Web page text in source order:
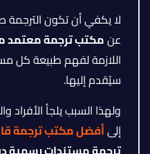
لا يكفي أن تكون الترجمة
عنمكتب ترجمة معتمد
اللازمة لفهم طبيعة كل
سيُقدم إليها.
ولهذا السبب يلجأ
إلىأفضل مكتب ترجمة